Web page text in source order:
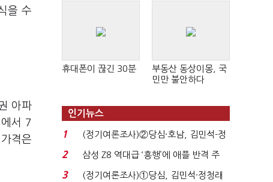
을 수
아파
서 7
격은
휴대폰이 끊긴 30분
부동산 동상이몽, 국
민만 불안하다
인기뉴스
1
(정기여론조사)②당심·호남, 김민석-정
청래 '초접전'...
2
삼성 Z8 역대급 ‘흥행’에 애플 반격 주
목…9월 ‘폴...
3
(정기여론조사)①당심, 김민석·정청래